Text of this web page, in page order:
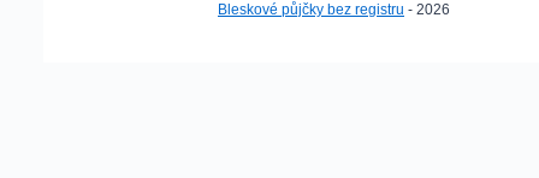
Bleskové půjčky bez registru - 2026